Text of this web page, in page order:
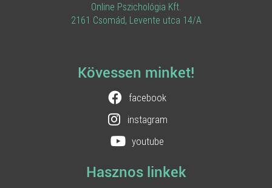
Online Pszichológia Kft.
2161 Csomád, Levente utca 14/A
Kövessen minket!
facebook
instagram
youtube
Hasznos linkek